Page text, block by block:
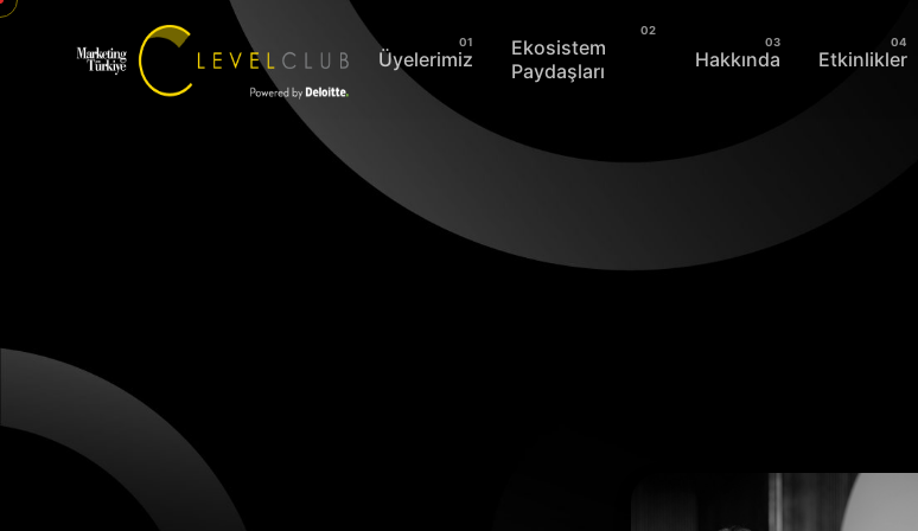
Üyelerimiz
Ekosistem
Paydaşları
Hakkında Etkinlikler